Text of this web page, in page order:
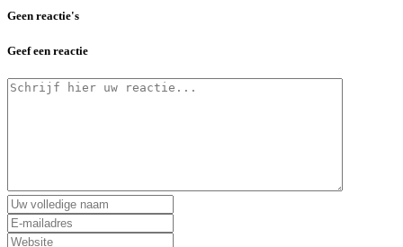
Geen reactie's
Geef een reactie